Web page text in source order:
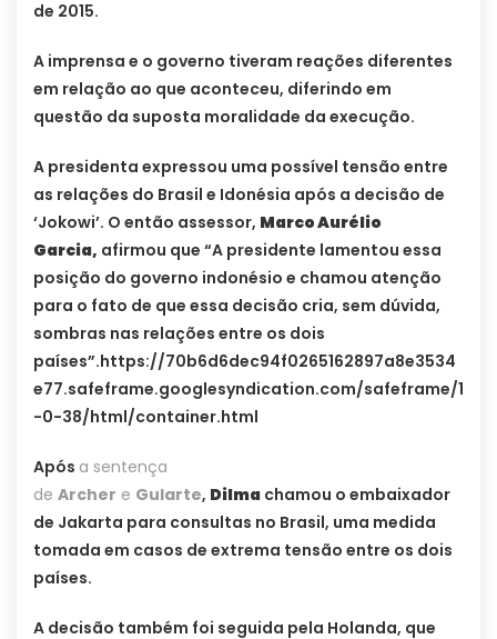
de 2015.
A imprensa e o governo tiveram reações diferentes
em relação ao que aconteceu, diferindo em
questão da suposta moralidade da execução.
A presidenta expressou uma possível tensão entre
as relações do Brasil e Idonésia após a decisão de
‘Jokowi’. O então assessor, Marco Aurélio
Garcia, afirmou que “A presidente lamentou essa
posição do governo indonésio e chamou atenção
para o fato de que essa decisão cria, sem dúvida,
sombras nas relações entre os dois
países”.https://70b6d6dec94f0265162897a8e3534
e77.safeframe.googlesyndication.com/safeframe/1
-0-38/html/container.html
Após a sentença
de Archer e Gularte, Dilma chamou o embaixador
de Jakarta para consultas no Brasil, uma medida
tomada em casos de extrema tensão entre os dois
países.
A decisão também foi seguida pela Holanda, que